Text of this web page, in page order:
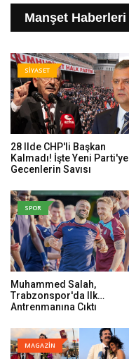
Manşet Haberleri
SİYASET
28 Ilde CHP'li Başkan
Kalmadı! İşte Yeni Parti'ye
Geçenlerin Sayısı
SPOR
Muhammed Salah,
Trabzonspor'da Ilk
Antrenmanına Çıktı
MAGAZİN